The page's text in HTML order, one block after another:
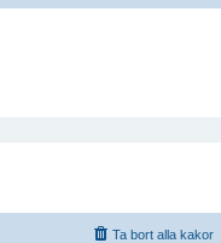
Ta bort alla kakor